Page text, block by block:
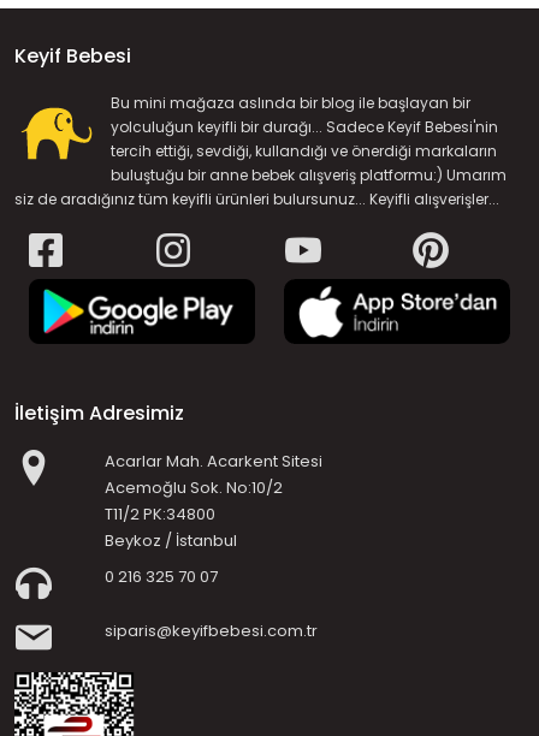
Keyif Bebesi
Bu mini mağaza aslında bir blog ile başlayan bir
yolculuğun keyifli bir durağı... Sadece Keyif Bebesi'nin
tercih ettiği, sevdiği, kullandığı ve önerdiği markaların
buluştuğu bir anne bebek alışveriş platformu:) Umarım
siz de aradığınız tüm keyifli ürünleri bulursunuz... Keyifli alışverişler...
İletişim Adresimiz
Acarlar Mah. Acarkent Sitesi
Acemoğlu Sok. No:10/2
T11/2 PK:34800
Beykoz / İstanbul
0 216 325 70 07
siparis@keyifbebesi.com.tr